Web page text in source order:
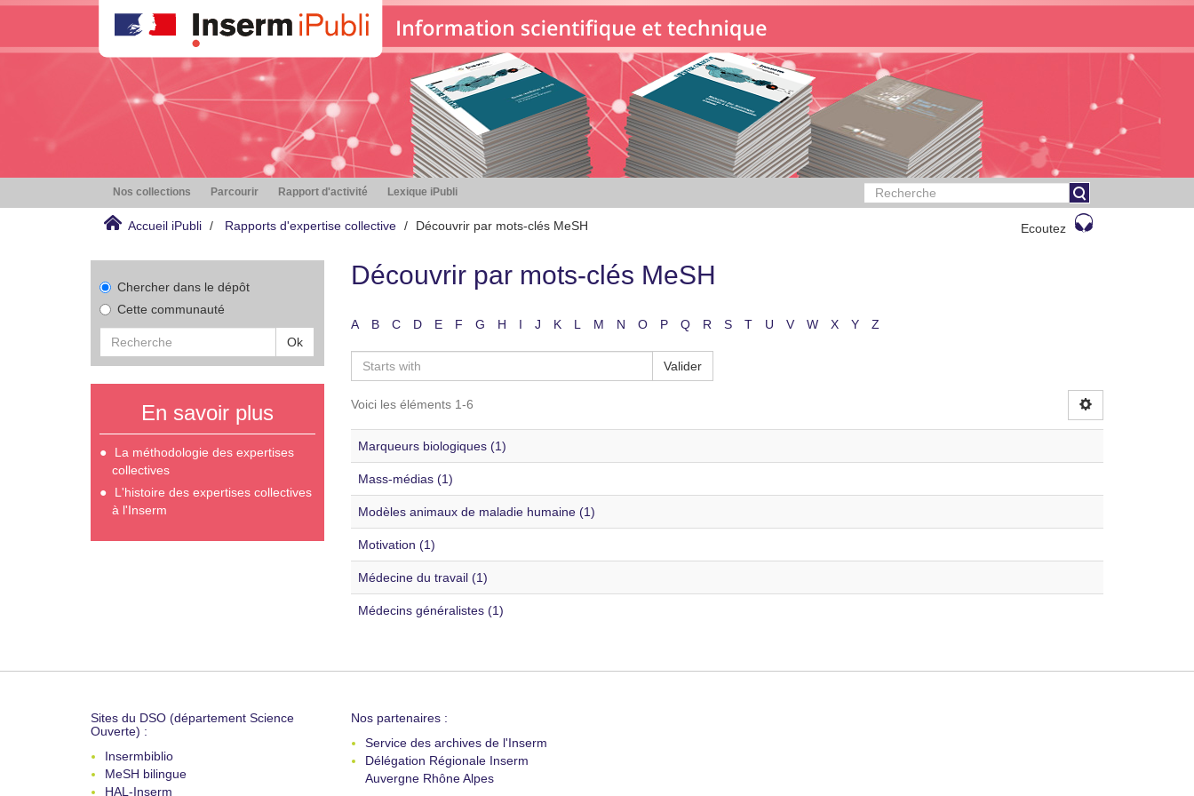
Nos collections Parcourir Rapport d'activité Lexique iPubli
Accueil iPubli Rapports d'expertise collective Découvrir par mots-clés MeSH Ecoutez
Chercher dans le dépôt
Cette communauté
Ok
En savoir plus
La méthodologie des expertises
collectives
L'histoire des expertises collectives
à l'Inserm
Découvrir par mots-clés MeSH
A B C D E F G H I J K L M N O P Q R S T U V W X Y Z
Valider
Voici les éléments 1-6
Marqueurs biologiques (1)
Mass-médias (1)
Modèles animaux de maladie humaine (1)
Motivation (1)
Médecine du travail (1)
Médecins généralistes (1)
Sites du DSO (département Science
Ouverte) :
Insermbiblio
MeSH bilingue
HAL-Inserm
Nos partenaires :
Service des archives de l'Inserm
Délégation Régionale Inserm
Auvergne Rhône Alpes